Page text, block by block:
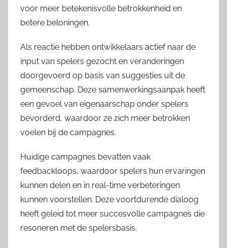
voor meer betekenisvolle betrokkenheid en
betere beloningen.
Als reactie hebben ontwikkelaars actief naar de
input van spelers gezocht en veranderingen
doorgevoerd op basis van suggesties uit de
gemeenschap. Deze samenwerkingsaanpak heeft
een gevoel van eigenaarschap onder spelers
bevorderd, waardoor ze zich meer betrokken
voelen bij de campagnes.
Huidige campagnes bevatten vaak
feedbackloops, waardoor spelers hun ervaringen
kunnen delen en in real-time verbeteringen
kunnen voorstellen. Deze voortdurende dialoog
heeft geleid tot meer succesvolle campagnes die
resoneren met de spelersbasis.